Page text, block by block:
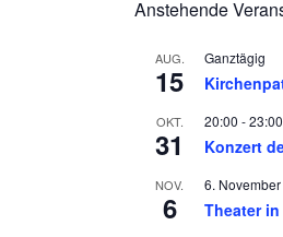
Anstehende
AUG.
15
Ganztägig
OKT.
31
20:00 -23:00
Konzert
NOV.
6
6. November
Theater